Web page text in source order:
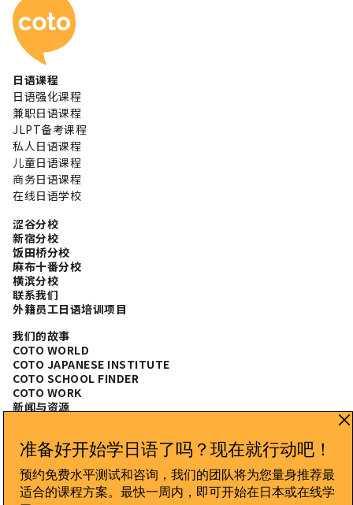
况浓缩清楚呢？ 不用担心，我们将一步步介绍如何做出成功
的日语自我介绍！ 以问候语开始对话 无论你是准备在课堂上
向同学介绍自己，还是在面试中做自我介绍，先打招呼非常
重要！根据不同的时间段，你可以说 おはようございます、
こんにちは 或 こんばんは。如果不确定，可以直接说 はじ
めまして (hajimemashite)，意思是“初次见面”。 自我
介绍 (Jikoshoukai 自己紹介) Y你可以使用动词 desu 或
“言います” 礼貌地说出自己的名字。在正式场合，如面
试，应使用更正式的句型。注意日本人习惯先说姓再说名。
随意表达 礼貌表达 正式表达 你来自哪里？ご出身はどちら
ですか？ 在日本，外国人的存在总能引起好奇。你可以介绍
自己的国家，甚至城市。美国人如果想精确说明州名，需要
使用 州 (しゅう, shuu)。 你也可以使用 出身 (しゅっしん,
shusshin) 或直接用国籍 人 (じん, jin) 来说明： 你为什么
学习日语？どうして日本語を勉強しているんですか？ 这是
自我介绍的亮点。不仅会让日本人感到荣幸，还会让他们更
想了解你学习日语的原因。 你为什么来日本？どうして日本
に来たんですか？ Y说明你来日本的原因，有助于完成一个
完整的自我介绍。无论你是短期来日本好奇，还是长期生
活，都可以这样说： 介绍你的职业？日本で何をしています
か？ 无论你是学生还是上班族，介绍职业在日本文化中很重
要。 兴趣和爱好 在轻松场合分享兴趣爱好可以让自我介绍更
有亲和力。 最后一步：よろしく Yoroshiku! 自我介绍通常
以 よろしくお願いします 结束，表示期待与新朋友或同事的
良好关系。 随意表达 正式表达 礼貌表达 自我介绍完整示例
[…]
Coto 日本语学校
日语课程
日语强化课程
兼职日语课程
JLPT备考课程
私人日语课程
儿童日语课程
商务日语课程
在线日语学校
涩谷分校
新宿分校
饭田桥分校
麻布十番分校
横滨分校
联系我们
外籍员工日语培训项目
我们的故事
COTO WORLD
COTO JAPANESE INSTITUTE
COTO SCHOOL FINDER
COTO WORK
新闻与资源
CONNECT WITH US